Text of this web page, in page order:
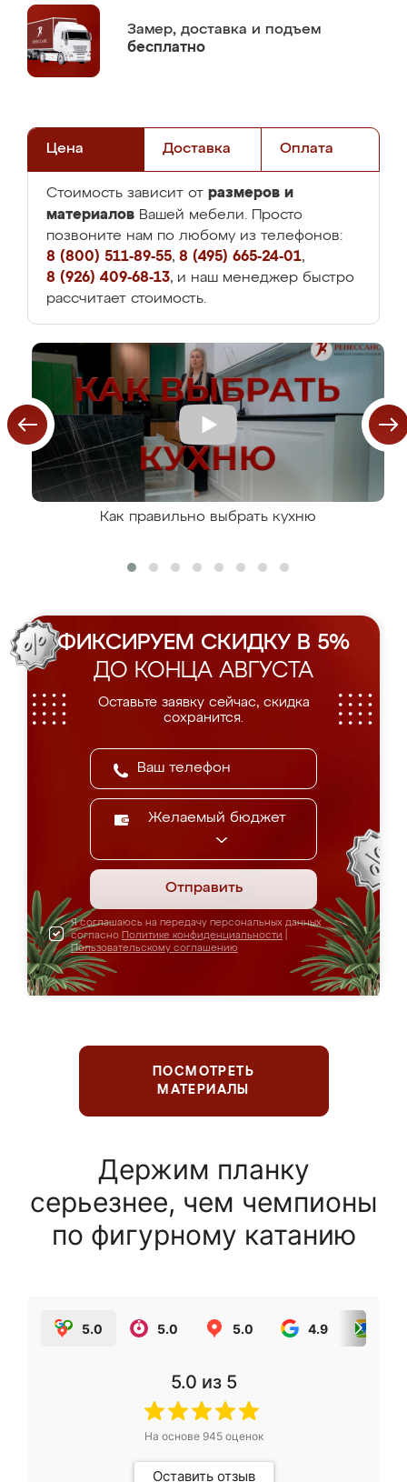
Замер, доставка и подъем
бесплатно
Цена Доставка Оплата
Стоимость зависит от размеров и
материалов Вашей мебели. Просто
позвоните нам по любому из телефонов:
8 (800) 511-89-55, 8 (495) 665-24-01,
8 (926) 409-68-13, и наш менеджер быстро
рассчитает стоимость.
Как правильно выбрать кухню
ФИКСИРУЕМ СКИДКУ В 5%
ДО КОНЦА АВГУСТА
Оставьте заявку сейчас, скидка
сохранится.
Желаемый бюджет
Отправить
Я соглашаюсь на передачу персональных данных
согласно Политике конфиденциальности
Пользовательскому соглашению
ПОСМОТРЕТЬ
МАТЕРИАЛЫ
Держим планку
серьезнее, чем чемпионы
по фигурному катанию
5.0 5.0 5.0 4.9
5.0 из 5
На основе 945оценок
Оставить отзыв